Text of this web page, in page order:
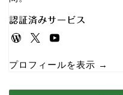
認証済みサービス
プロフィールを表示 →